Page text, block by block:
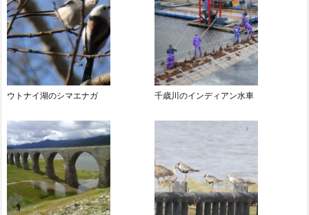
ウトナイ湖のシマエナガ 千歳川のインディアン水車